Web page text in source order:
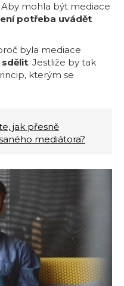
mohla být mediace
potřeba uvádět
byla mediace
sdělit. Jestliže by tak
kterým se
jak přesně
mediátora?